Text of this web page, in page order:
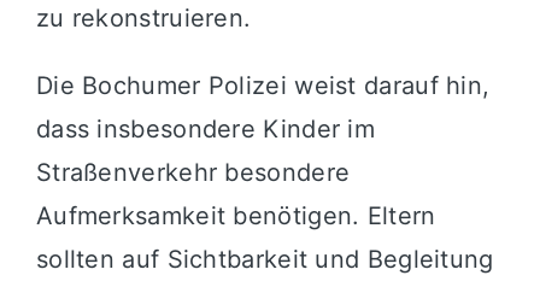
zu rekonstruieren.
Die Bochumer Polizei weist darauf hin,
dass insbesondere Kinder im
Straßenverkehr besondere
Aufmerksamkeit benötigen. Eltern
sollten auf Sichtbarkeit und Begleitung